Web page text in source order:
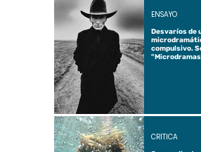
Desvaríos de
compulsivo.
ENSAYO
CRÍTICA